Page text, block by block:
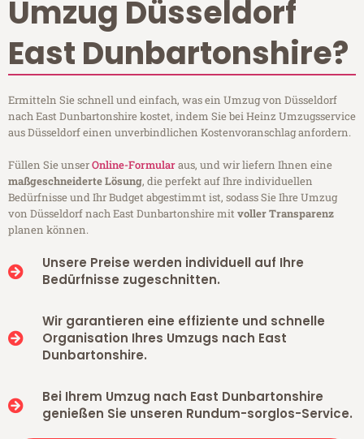
Umzug Düsseldorf
East Dunbartonshire?
Ermitteln Sie schnell und einfach, was ein Umzug von Düsseldorf
nach East Dunbartonshire kostet, indem Sie bei Heinz Umzugsservice
aus Düsseldorf einen unverbindlichen Kostenvoranschlag anfordern.
Füllen Sie unserOnline-Formularaus, und wir liefern Ihnen eine
maßgeschneiderte Lösung, die perfekt auf Ihre individuellen
Bedürfnisse und Ihr Budget abgestimmt ist, sodass Sie Ihre Umzug
von Düsseldorf nach East Dunbartonshire mitvoller Transparenz
planen können.
Unsere Preise werden individuell auf Ihre
Bedürfnisse zugeschnitten.
Wir garantieren eine effiziente und schnelle
Organisation Ihres Umzugs nach East
Dunbartonshire.
Bei Ihrem Umzug nach East Dunbartonshire
genießen Sie unseren Rundum-sorglos-Service.